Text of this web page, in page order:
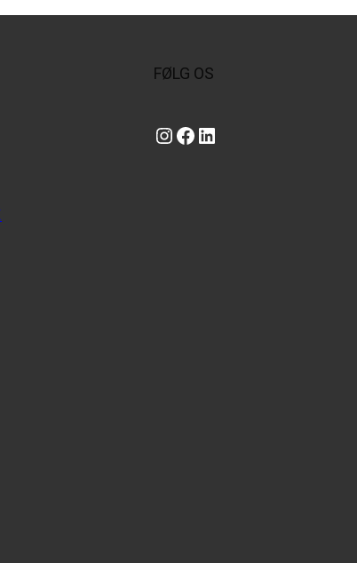
FØLG OS
Instagram https://www.facebook.com/danishbeachvolleytour LinkedIn